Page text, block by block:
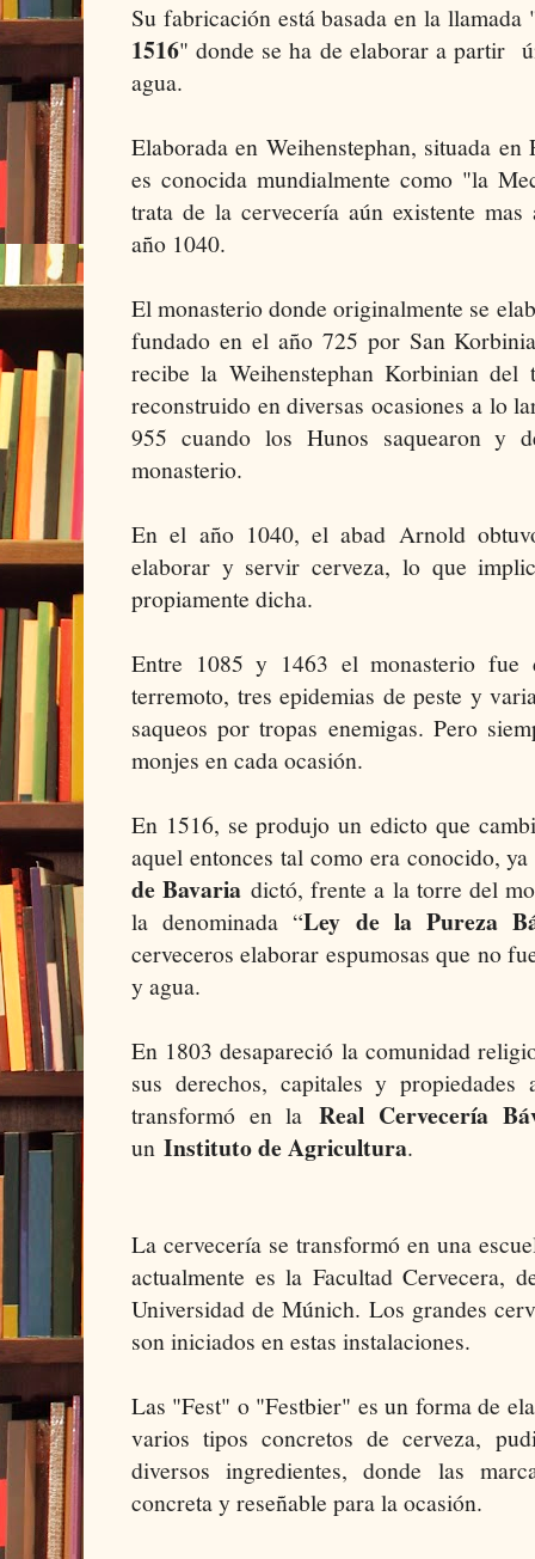
Su fabricación está basada en la llamada
1516" donde se ha de elaborar a partir
agua.
Elaborada en Weihenstephan, situada
es conocida mundialmente como "la
trata de la cervecería aún existente
año 1040.
El monasterio donde originalmente se
fundado en el año 725 por San
recibe la Weihenstephan Korbinian
reconstruido en diversas ocasiones a lo
955 cuando los Hunos saquearon y
monasterio.
En el año 1040, el abad Arnold
elaborar y servir cerveza, lo que
propiamente dicha.
Entre 1085 y 1463 el monasterio fue
terremoto, tres epidemias de peste y
saqueos por tropas enemigas. Pero
monjes en cada ocasión.
En 1516, se produjo un edicto que
aquel entonces tal como era conocido,
de Bavaria dictó, frente a la torre del
la denominada “Ley de la Pureza
cerveceros elaborar espumosas que no
y agua.
En 1803 desapareció la comunidad
sus derechos, capitales y
transformó en laReal Cervecería
un Instituto de Agricultura.
La cervecería se transformó en una
actualmente es la Facultad Cervecera,
Universidad de Múnich. Los grandes
son iniciados en estas instalaciones.
Las "Fest" o "Festbier" es un forma de
varios tipos concretos de cerveza,
diversos ingredientes, donde las
concreta y reseñable para la ocasión.